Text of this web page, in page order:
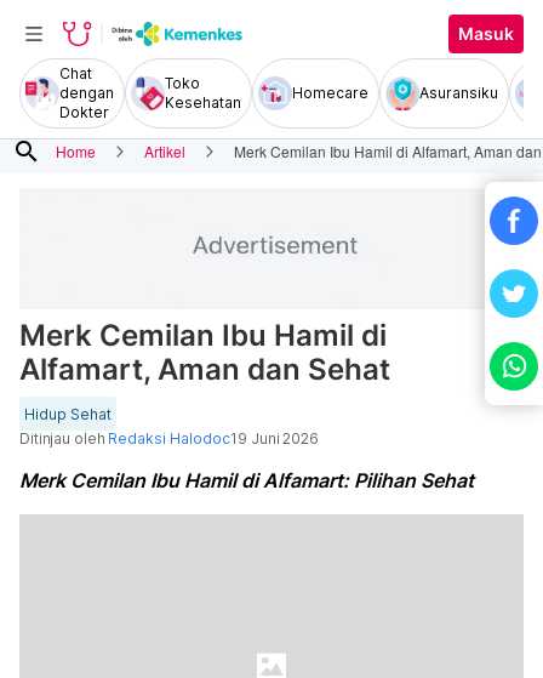
Masuk
Chat
dengan
Dokter
Toko
Kesehatan
Homecare Asuransiku
search Home Artikel Merk Cemilan Ibu Hamil di Alfamart, Aman
Merk Cemilan Ibu Hamil di
Alfamart, Aman dan Sehat
Hidup Sehat
Ditinjau oleh Redaksi Halodoc19 Juni 2026
Merk Cemilan Ibu Hamil di Alfamart: Pilihan Sehat